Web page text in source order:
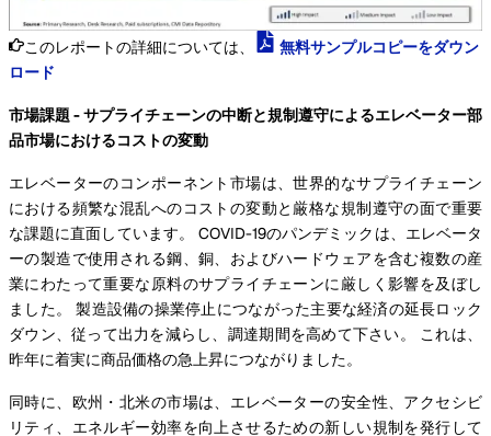
このレポートの詳細については、
無料サンプルコピーをダウン
ロード
市場課題 - サプライチェーンの中断と規制遵守によるエレベーター部
品市場におけるコストの変動
エレベーターのコンポーネント市場は、世界的なサプライチェーン
における頻繁な混乱へのコストの変動と厳格な規制遵守の面で重要
な課題に直面しています。 COVID-19のパンデミックは、エレベータ
ーの製造で使用される鋼、銅、およびハードウェアを含む複数の産
業にわたって重要な原料のサプライチェーンに厳しく影響を及ぼし
ました。 製造設備の操業停止につながった主要な経済の延長ロック
ダウン、従って出力を減らし、調達期間を高めて下さい。 これは、
昨年に着実に商品価格の急上昇につながりました。
同時に、欧州・北米の市場は、エレベーターの安全性、アクセシビ
リティ、エネルギー効率を向上させるための新しい規制を発行して